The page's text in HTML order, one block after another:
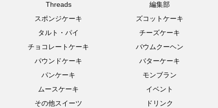
Threads
編集部
スポンジケーキ
ズコットケーキ
タルト・パイ
チーズケーキ
チョコレートケーキ
バウムクーヘン
パウンドケーキ
バターケーキ
パンケーキ
モンブラン
ムースケーキ
イベント
その他スイーツ
ドリンク